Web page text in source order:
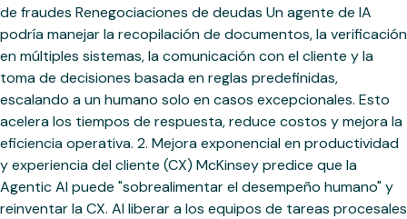
de fraudes Renegociaciones de deudas Un agente de IA
podría manejar la recopilación de documentos, la verificación
en múltiples sistemas, la comunicación con el cliente y la
toma de decisiones basada en reglas predefinidas,
escalando a un humano solo en casos excepcionales. Esto
acelera los tiempos de respuesta, reduce costos y mejora la
eficiencia operativa. 2. Mejora exponencial en productividad
y experiencia del cliente (CX) McKinsey predice que la
Agentic AI puede "sobrealimentar el desempeño humano" y
reinventar la CX. Al liberar a los equipos de tareas procesales